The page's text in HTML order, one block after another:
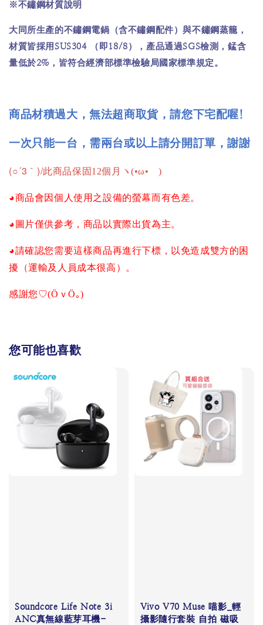
※不鏽鋼材質說明
大同所生產的不鏽鋼電鍋（含不鏽鋼配件）與不鏽鋼蒸籠，
材質皆採用SUS304 （即18/8），產品通過SGS檢測，錳含
量低於2% ，皆符合經濟部標準檢驗局國家標準規定。
商品材積過大，無法超商取貨，請您下宅配喔!
一次只能一台，需兩台或以上請分開訂單，謝謝
(○´3｀)/此商品保固12個月ヽ(•ω•ゞ)
◕商品會因個人使用之設備的螢幕而有色差。
◕圖片僅供參考，商品以實際出貨為主。
◕請確認您需要這樣商品再進行下標，以免造成雙方的困
擾（運輸及人員成本很高）。
感謝您♡(ӦｖӦ｡)
您可能也喜歡
Soundcore Life Note 3i
ANC真無線藍芽耳機-
Vivo V70 Muse 喵影_輕
攝影隨行套裝 自拍 磁吸